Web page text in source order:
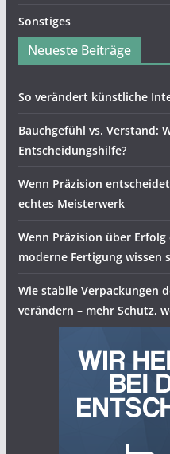
Sonstiges
Neueste Beiträge
So verändert künstliche
Bauchgefühl vs. Verstand:
Entscheidungshilfe?
Wenn Präzision
echtes Meisterwerk
Wenn Präzision über
moderne Fertigung wissen
Wie stabile Verpackungen
verändern – mehr Schutz,